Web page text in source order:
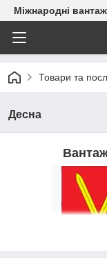
Міжнародні
Товари та
Десна